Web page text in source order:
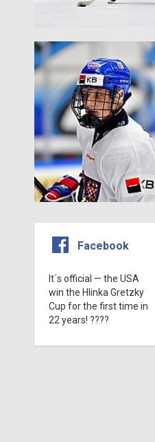
Facebook
It´s official — the USA
win the Hlinka Gretzky
Cup for the first time in
22 years! ????